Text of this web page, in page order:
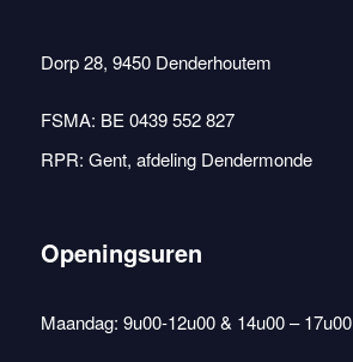
Dorp 28, 9450 Denderhoutem
FSMA: BE 0439 552 827
RPR: Gent, afdeling Dendermonde
Openingsuren
Maandag: 9u00-12u00 & 14u00 – 17u00